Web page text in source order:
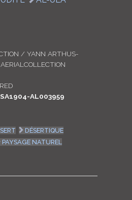
/ YANN ARTHUS-
SA1904-AL003959
DÉSERTIQUE
PAYSAGE NATUREL